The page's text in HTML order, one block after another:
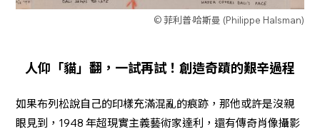
© 菲利普·哈斯曼 (Philippe Halsman)
人仰「貓」翻，一試再試！創造奇蹟的艱辛過程
如果布列松說自己的印樣充滿混亂的痕跡，那他或許是沒親
眼見到，1948 年超現實主義藝術家達利，還有傳奇肖像攝影